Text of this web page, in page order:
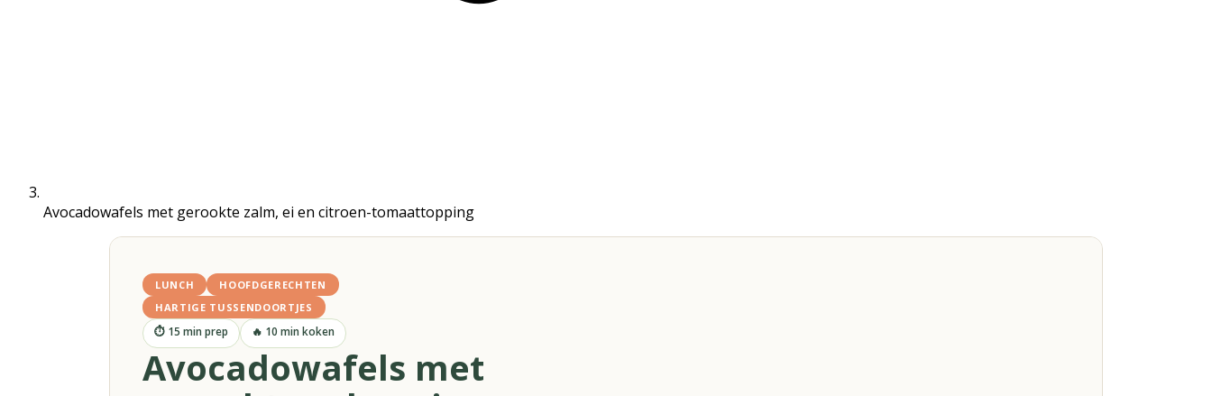
Avocadowafels met gerookte zalm, ei en citroen-tomaattopping
LUNCH
HOOFDGERECHTEN
HARTIGE TUSSENDOORTJES
⏱ 15 min prep 🔥 10 min koken
Avocadowafels met